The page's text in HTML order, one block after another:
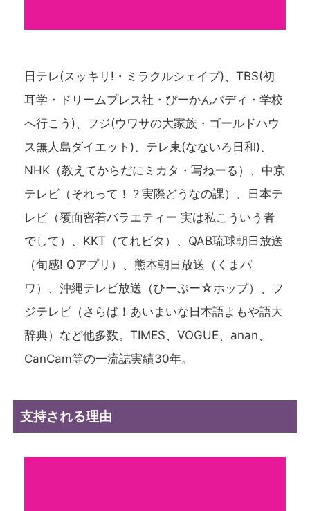
日テレ(スッキリ!・ミラクルシェイプ)、TBS(初
耳学・ドリームプレス社・ぴーかんバディ・学校
へ行こう)、フジ(ウワサの大家族・ゴールドハウ
ス無人島ダイエット)、テレ東(なないろ日和)、
NHK（教えてからだにミカタ・写ねーる）、中京
テレビ（それって！？実際どうなの課）、日本テ
レビ（覆面密着バラエティー 実は私こういう者
でして）、KKT（てれビタ）、QAB琉球朝日放送
（旬感! Qアプリ）、熊本朝日放送（くまパ
ワ）、沖縄テレビ放送（ひーぷー☆ホップ）、フ
ジテレビ（さらば！あいまいな日本語よもや語大
辞典）など他多数。TIMES、VOGUE、anan、
CanCam等の一流誌実績30年。
支持される理由